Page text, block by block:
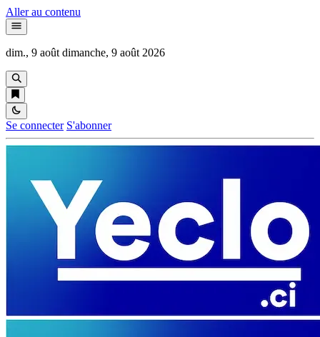
Aller au contenu
dim., 9 août dimanche, 9 août 2026
Se connecter S'abonner